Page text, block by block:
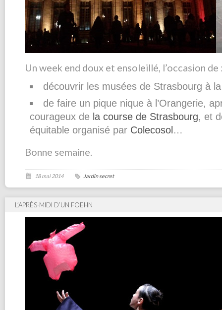
Un week end doux et ensoleillé, l’occasion de
découvrir les musées de Strasbourg à
de faire un pique nique à l’Orangerie,
courageux de la course de Strasbourg, et
équitable organisé par Colecosol …
Bonne semaine.
18 mai 2014 Jardin secret
L’APRÈS-MIDI D’UN FOEHN